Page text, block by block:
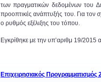
των πραγματικών δεδομένων του
προοπτικές ανάπτυξής του. Για τον
ο ρυθμός εξέλιξης του τόπου.
Εγκρίθηκε με την υπ’αριθμ 19/
Επιχειρησιακός Προγραμματισμός